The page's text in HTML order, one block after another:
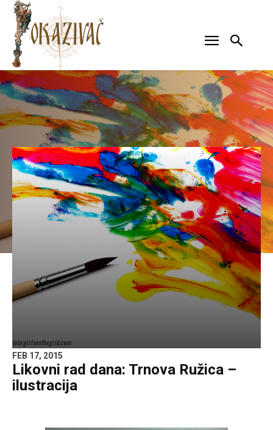
foto:girlsonthegrid.com
FEB 17, 2015
Likovni rad dana: Trnova Ružica –
ilustracija